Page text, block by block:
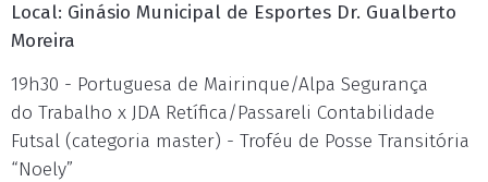
Local: Ginásio Municipal de Esportes Dr. Gualberto
Moreira
19h30 - Portuguesa de Mairinque/Alpa Segurança
do Trabalho x JDA Retífica/Passareli Contabilidade
Futsal (categoria master) - Troféu de Posse Transitória
“Noely”